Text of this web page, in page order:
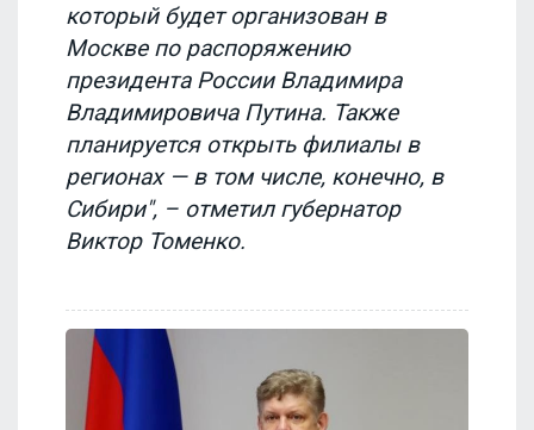
который будет организован в
Москве по распоряжению
президента России Владимира
Владимировича Путина. Также
планируется открыть филиалы в
регионах — в том числе, конечно, в
Сибири", – отметил губернатор
Виктор Томенко.